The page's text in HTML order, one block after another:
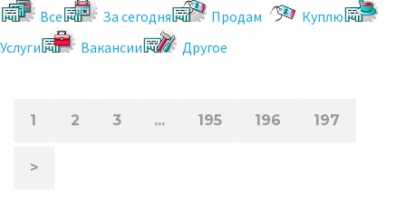
Все За сегодня Продам
Куплю
Услуги
Вакансии Другое
1 2 3 ... 195 196 197
>